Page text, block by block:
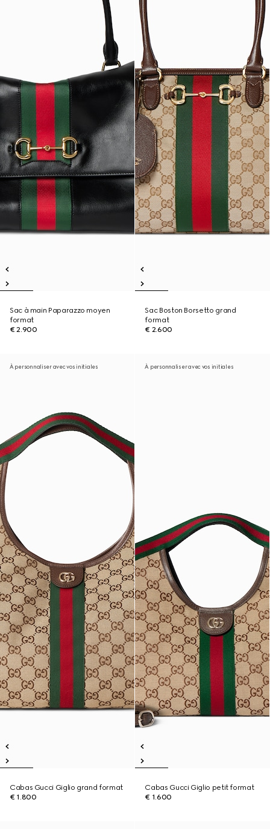
Sac à main Paparazzo moyen
format
€ 2.900
Sac Boston Borsetto grand
format
€ 2.600
À personnaliser avec vos initiales
Cabas Gucci Giglio grand format
€ 1.800
À personnaliser avec vos initiales
Cabas Gucci Giglio petit format
€ 1.600